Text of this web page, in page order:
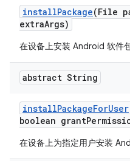
installPackage(File
extraArgs)
在设备上安装 Android 软件包
abstract String
installPackageForUser
boolean grant
在设备上为指定用户安装